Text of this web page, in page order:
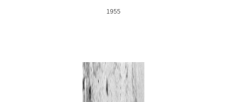
1955